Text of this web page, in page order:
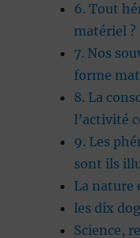
6. Tout
matériel ?
7. Nos
forme
8. La
l’activité
9. Les
sont ils
La nature
les dix
Science,